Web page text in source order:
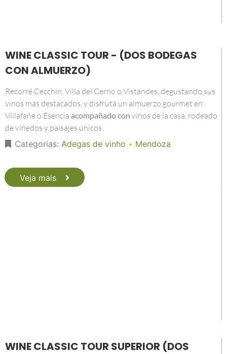
WINE CLASSIC TOUR - (DOS BODEGAS
CON ALMUERZO)
Recorré Cecchin, Villa del Cerno o Vistandes, degustando sus
vinos más destacados, y disfrutá un almuerzo gourmet en
Villafañe o Esencia acompañado con vinos de la casa, rodeado
de viñedos y paisajes únicos.
Categorias: Adegas de vinho • Mendoza
Veja mais
WINE CLASSIC TOUR SUPERIOR (DOS